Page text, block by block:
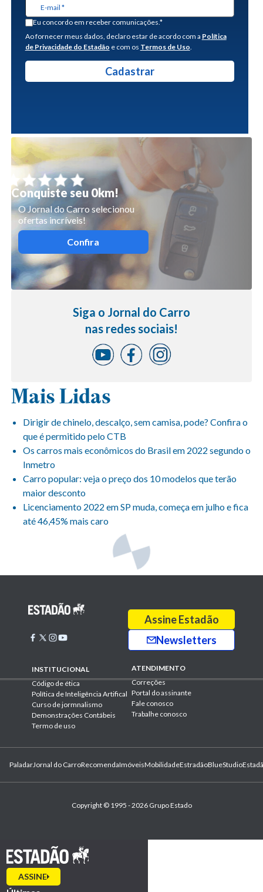
Eu concordo em receber comunicações.*
Ao fornecer meus dados, declaro estar de acordo com a Política
de Privacidade do Estadão e com os Termos de Uso.
Conquiste seu 0km!
O Jornal do Carro selecionou
ofertas incríveis!
Confira
Siga o Jornal do Carro
nas redes sociais!
Mais Lidas
Dirigir de chinelo, descalço, sem camisa, pode? Confira o
que é permitido pelo CTB
Os carros mais econômicos do Brasil em 2022 segundo o
Inmetro
Carro popular: veja o preço dos 10 modelos que terão
maior desconto
Licenciamento 2022 em SP muda, começa em julho e fica
até 46,45% mais caro